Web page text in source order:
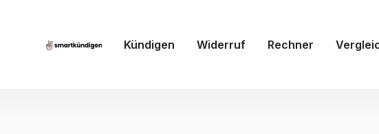
Kündigen Widerruf Rechner